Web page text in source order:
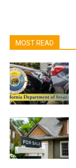
MOST READ